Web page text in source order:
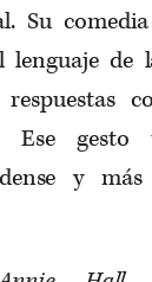
Su
lenguaje de
Ese gesto
y